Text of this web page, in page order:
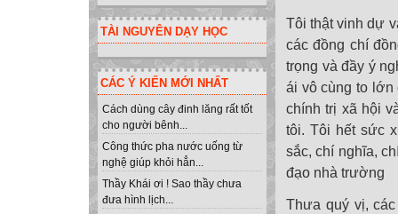
TÀI NGUYÊN DẠY HỌC
CÁC Ý KIẾN MỚI NHẤT
Cách dùng cây đinh lăng rất tốt
cho người bênh...
Công thức pha nước uống từ
nghệ giúp khỏi hẳn...
Thầy Khái ơi ! Sao thầy chưa
đưa hình lịch...
Tôi thật vinh dự
các đồng chí
trọng và đầy ý
ái vô cùng to lớn
chính trị xã hội
tôi. Tôi hết sức
sắc, chí nghĩa,
đạo nhà trường
Thưa quý vị,